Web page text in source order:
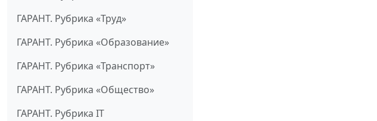
ГАРАНТ. Рубрика «Труд»
ГАРАНТ. Рубрика «Образование»
ГАРАНТ. Рубрика «Транспорт»
ГАРАНТ. Рубрика «Общество»
ГАРАНТ. Рубрика IT